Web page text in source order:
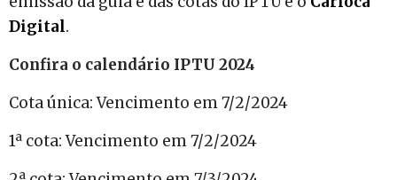
Digital.
Confira o calendário IPTU 2024
Cota única: Vencimento em 7/2/2024
1ª cota: Vencimento em 7/2/2024